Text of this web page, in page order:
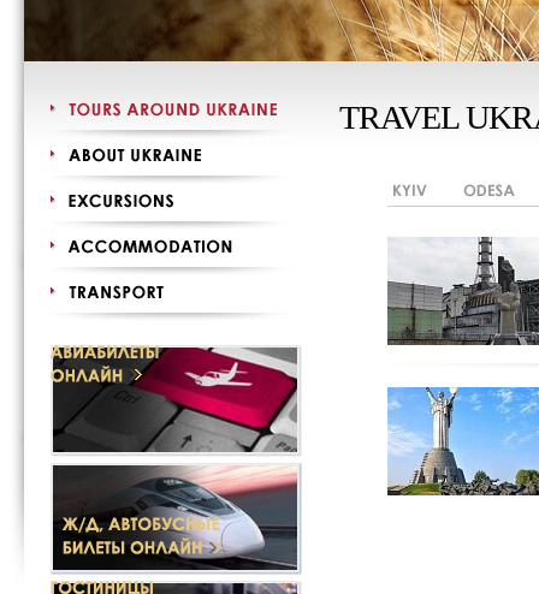
TRAVEL